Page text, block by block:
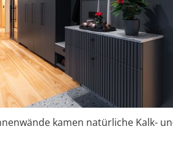
kamen natürliche Kalk-